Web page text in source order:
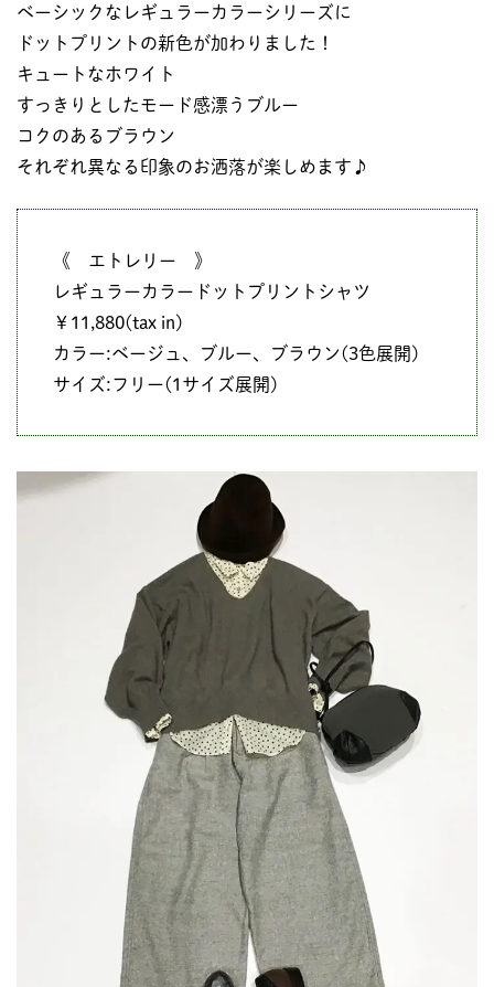
ベーシックなレギュラーカラーシリーズに
ドットプリントの新色が加わりました！
キュートなホワイト
すっきりとしたモード感漂うブルー
コクのあるブラウン
それぞれ異なる印象のお洒落が楽しめます♪
《 エトレリー 》
レギュラーカラードットプリントシャツ
￥11,880(tax in)
カラー:ベージュ、ブルー、ブラウン(3色展開)
サイズ:フリー(1サイズ展開)